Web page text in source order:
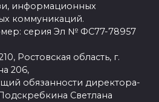
информационных
коммуникаций.
серия Эл № ФС77-78957
Ростовская область, г.
206,
обязанности директора-
Светлана